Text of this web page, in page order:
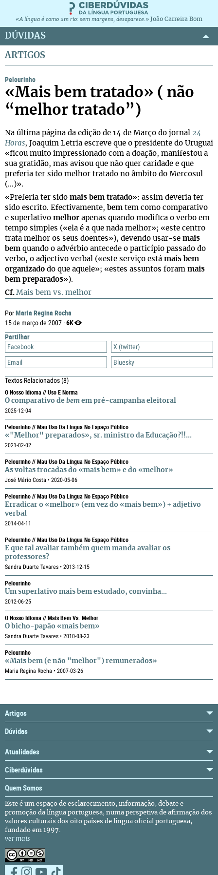
«A língua é como um rio: sem margens, desaparece.» João Carreira Bom
DÚVIDAS
ARTIGOS
PorMaria Regina Rocha
15 de março de 2007 ·6K
Partilhar
Facebook
X (twitter)
Email
Bluesky
Textos Relacionados(8)
O Nosso Idioma // Uso E Norma
O comparativo de bem em pré-campanha eleitoral
2025-12-04
Pelourinho // Mau Uso Da Língua No Espaço Público
«"Melhor" preparados», sr. ministro da Educação?!!...
2021-02-02
Pelourinho // Mau Uso Da Língua No Espaço Público
As voltas trocadas do «mais bem» e do «melhor»
José Mário Costa • 2020-05-06
Pelourinho // Mau Uso Da Língua No Espaço Público
Erradicar o «melhor» (em vez do «mais bem») + adjetivo
verbal
2014-04-11
Pelourinho // Mau Uso Da Língua No Espaço Público
E que tal avaliar também quem manda avaliar os
professores?
Sandra Duarte Tavares • 2013-12-15
Pelourinho
Um superlativo mais bem estudado, convinha...
2012-06-25
O Nosso Idioma // Mais Bem Vs. Melhor
O bicho-papão «mais bem»
Sandra Duarte Tavares • 2010-08-23
Pelourinho
«Mais bem (e não "melhor") remunerados»
Maria Regina Rocha • 2007-03-26
Pelourinho
«Mais bem tratado» ( não
“melhor tratado”)
Na última página da edição de 14 de Março do jornal 24
Horas, Joaquim Letria escreve que o presidente do Uruguai
«ficou muito impressionado com a doação, manifestou a
sua gratidão, mas avisou que não quer caridade e que
preferia ter sido melhor tratado no âmbito do Mercosul
(…)».
«Preferia ter sido mais bem tratado»: assim deveria ter
sido escrito. Efectivamente, bem tem como comparativo
e superlativo melhor apenas quando modifica o verbo em
tempo simples («ela é a que nada melhor»; «este centro
trata melhor os seus doentes»), devendo usar-se mais
bem quando o advérbio antecede o particípio passado do
verbo, o adjectivo verbal («este serviço está mais bem
organizado do que aquele»; «estes assuntos foram mais
bem preparados»).
Cf. Mais bem vs. melhor
Artigos
Dúvidas
Atualidades
Ciberdúvidas
Quem Somos
Este é um espaço de esclarecimento, informação, debate e
promoção da língua portuguesa, numa perspetiva de afirmação dos
valores culturais dos oito países de língua oficial portuguesa,
fundado em 1997.
ver mais